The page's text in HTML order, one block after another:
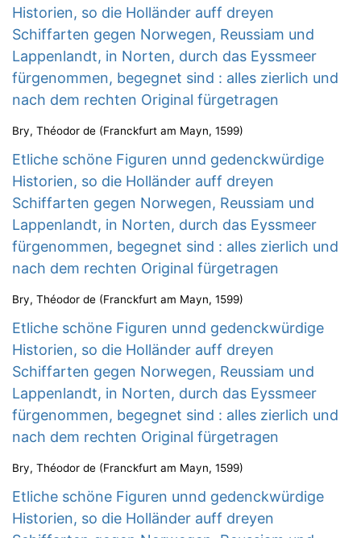
Historien, so die Holländer auff dreyen
Schiffarten gegen Norwegen, Reussiam und
Lappenlandt, in Norten, durch das Eyssmeer
fürgenommen, begegnet sind : alles zierlich und
nach dem rechten Original fürgetragen
Bry, Théodor de (Franckfurt am Mayn, 1599)
Etliche schöne Figuren unnd gedenckwürdige
Historien, so die Holländer auff dreyen
Schiffarten gegen Norwegen, Reussiam und
Lappenlandt, in Norten, durch das Eyssmeer
fürgenommen, begegnet sind : alles zierlich und
nach dem rechten Original fürgetragen
Bry, Théodor de (Franckfurt am Mayn, 1599)
Etliche schöne Figuren unnd gedenckwürdige
Historien, so die Holländer auff dreyen
Schiffarten gegen Norwegen, Reussiam und
Lappenlandt, in Norten, durch das Eyssmeer
fürgenommen, begegnet sind : alles zierlich und
nach dem rechten Original fürgetragen
Bry, Théodor de (Franckfurt am Mayn, 1599)
Etliche schöne Figuren unnd gedenckwürdige
Historien, so die Holländer auff dreyen